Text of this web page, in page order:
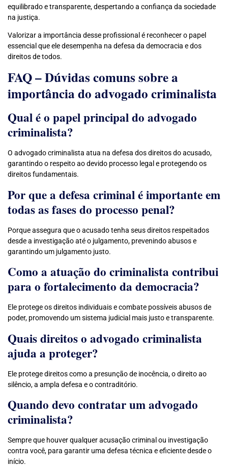
equilibrado e transparente, despertando a confiança da sociedade
na justiça.
Valorizar a importância desse profissional é reconhecer o papel
essencial que ele desempenha na defesa da democracia e dos
direitos de todos.
FAQ – Dúvidas comuns sobre a
importância do advogado criminalista
Qual é o papel principal do advogado
criminalista?
O advogado criminalista atua na defesa dos direitos do acusado,
garantindo o respeito ao devido processo legal e protegendo os
direitos fundamentais.
Por que a defesa criminal é importante em
todas as fases do processo penal?
Porque assegura que o acusado tenha seus direitos respeitados
desde a investigação até o julgamento, prevenindo abusos e
garantindo um julgamento justo.
Como a atuação do criminalista contribui
para o fortalecimento da democracia?
Ele protege os direitos individuais e combate possíveis abusos de
poder, promovendo um sistema judicial mais justo e transparente.
Quais direitos o advogado criminalista
ajuda a proteger?
Ele protege direitos como a presunção de inocência, o direito ao
silêncio, a ampla defesa e o contraditório.
Quando devo contratar um advogado
criminalista?
Sempre que houver qualquer acusação criminal ou investigação
contra você, para garantir uma defesa técnica e eficiente desde o
início.